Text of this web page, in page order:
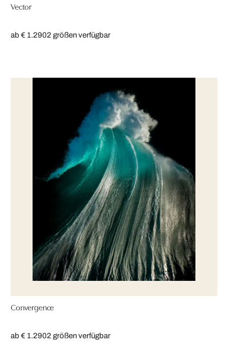
Vector
ab € 1.2902 größen verfügbar
Convergence
ab € 1.2902 größen verfügbar